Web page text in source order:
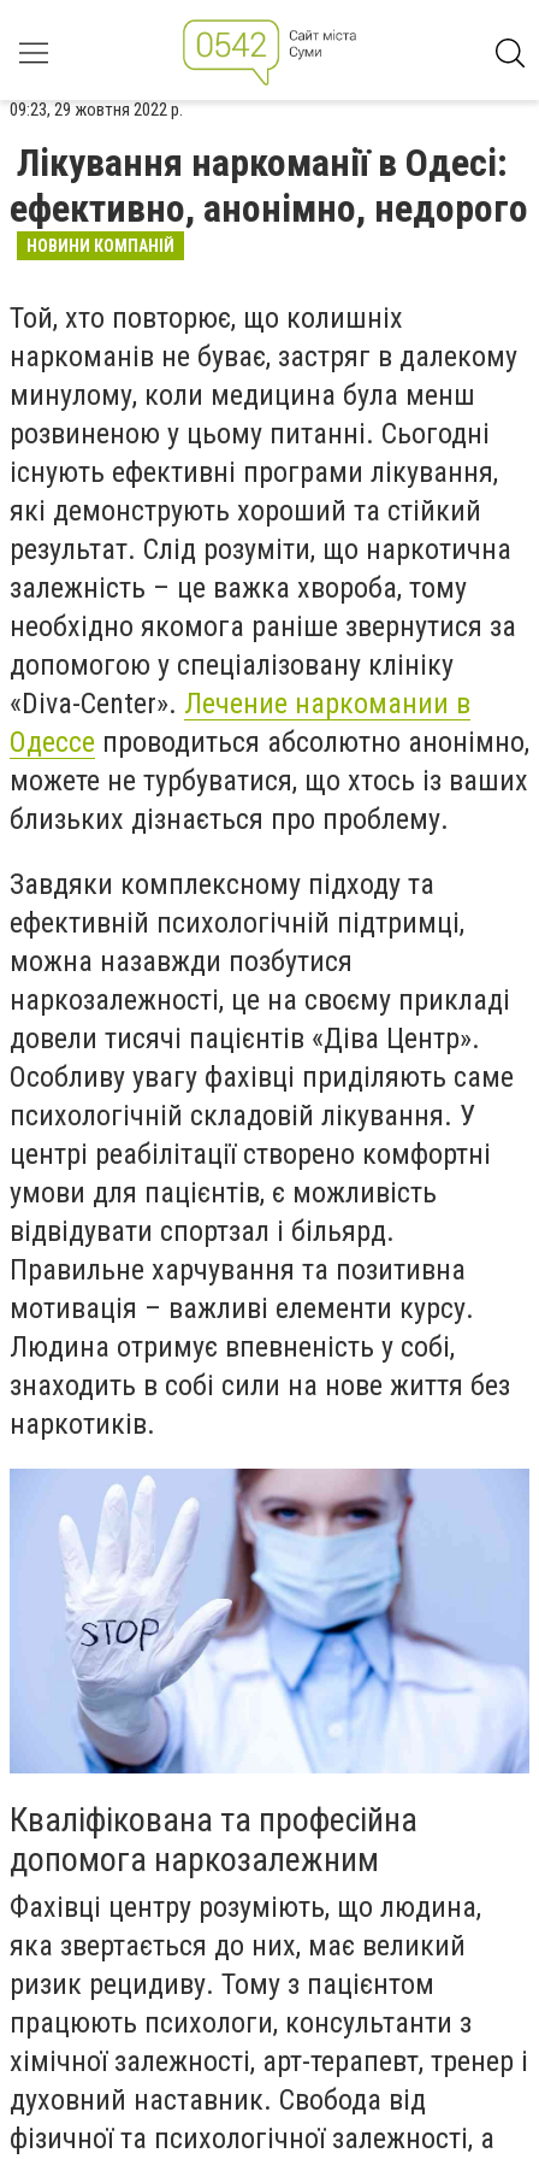
09:23, 29 жовтня 2022 р.
Лікування наркоманії в Одесі:
ефективно, анонімно, недорого
НОВИНИ КОМПАНІЙ
Той, хто повторює, що колишніх
наркоманів не буває, застряг в далекому
минулому, коли медицина була менш
розвиненою у цьому питанні. Сьогодні
існують ефективні програми лікування,
які демонструють хороший та стійкий
результат. Слід розуміти, що наркотична
залежність – це важка хвороба, тому
необхідно якомога раніше звернутися за
допомогою у спеціалізовану клініку
«Diva-Center». Лечение наркомании в
Одессе проводиться абсолютно анонімно,
можете не турбуватися, що хтось із ваших
близьких дізнається про проблему.
Завдяки комплексному підходу та
ефективній психологічній підтримці,
можна назавжди позбутися
наркозалежності, це на своєму прикладі
довели тисячі пацієнтів «Діва Центр».
Особливу увагу фахівці приділяють саме
психологічній складовій лікування. У
центрі реабілітації створено комфортні
умови для пацієнтів, є можливість
відвідувати спортзал і більярд.
Правильне харчування та позитивна
мотивація – важливі елементи курсу.
Людина отримує впевненість у собі,
знаходить в собі сили на нове життя без
наркотиків.
Кваліфікована та професійна
допомога наркозалежним
Фахівці центру розуміють, що людина,
яка звертається до них, має великий
ризик рецидиву. Тому з пацієнтом
працюють психологи, консультанти з
хімічної залежності, арт-терапевт, тренер і
духовний наставник. Свобода від
фізичної та психологічної залежності, а